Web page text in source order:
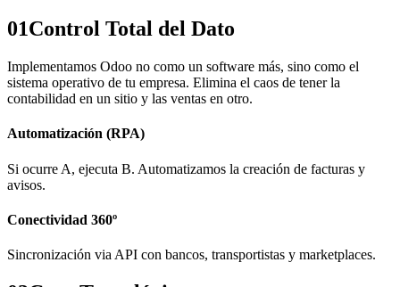
01Control Total del Dato
Implementamos Odoo no como un software más, sino como el
sistema operativo de tu empresa. Elimina el caos de tener la
contabilidad en un sitio y las ventas en otro.
Automatización (RPA)
Si ocurre A, ejecuta B. Automatizamos la creación de facturas y
avisos.
Conectividad 360º
Sincronización via API con bancos, transportistas y marketplaces.